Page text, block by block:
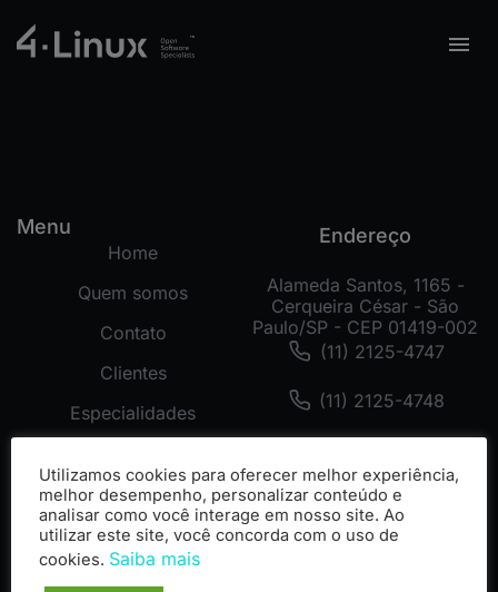
Menu
Home
Quem somos
Contato
Clientes
Especialidades
Cases
Endereço
Alameda Santos, 1165 -
Cerqueira César - São
Paulo/SP - CEP 01419-002
(11) 2125-4747
(11) 2125-4748
Utilizamos cookies para oferecer melhor experiência,
melhor desempenho, personalizar conteúdo e
analisar como você interage em nosso site. Ao
utilizar este site, você concorda com o uso de
cookies. Saiba mais